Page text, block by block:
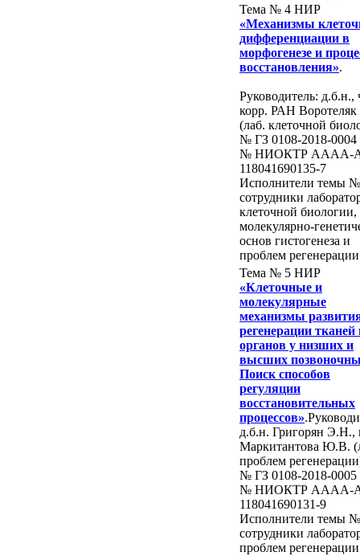
Тема № 4 НИР
«Механизмы
дифференциации в
морфогенезе и
восстановления».
Руководитель: д.б.н.,
корр. РАН
(лаб. клеточной
№ ГЗ 0108-2018-0004
№ НИОКТР AAAA-
118041690135-7
Исполнители темы
сотрудники
клеточной биологии,
молекулярно-
основ гистогенеза и
проблем
Тема № 5 НИР
«Клеточные и
молекулярные
механизмы
регенерации тканей
органов у низших и
высших
Поиск способов
регуляции
восстановительных
процессов»
д.б.н. Григорян Э.Н.,
Маркитантова Ю.В.
проблем
№ ГЗ 0108-2018-0005
№ НИОКТР AAAA-
118041690131-9
Исполнители темы
сотрудники
проблем